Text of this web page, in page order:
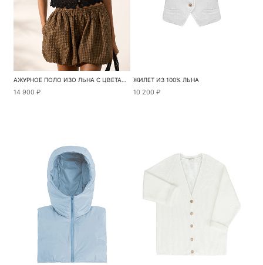
АЖУРНОЕ ПОЛО ИЗО ЛЬНА С ЦВЕТАМИ
14 900 ₽
ЖИЛЕТ ИЗ 100% ЛЬНА
10 200 ₽